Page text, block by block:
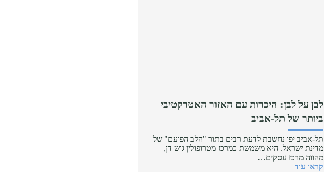
לבן על לבן: היכרות עם האזור האטרקטיבי
ביותר של תל-אביב
תל-אביב יפו נחשבת לדעת רבים בתור "הלב הפועם" של
מדינת ישראל. היא משמשת כמרכז מטרופולין גוש דן,
מהווה מרכז עסקים…
קראו עוד